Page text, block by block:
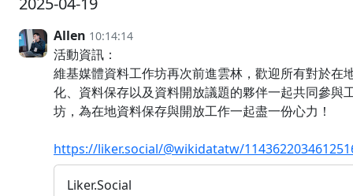
Allen 10:14:14
活動資訊：
維基媒體資料工作坊再次前進雲林，歡迎所有對於在
化、資料保存以及資料開放議題的夥伴一起共同參與
坊，為在地資料保存與開放工作一起盡一份心力！
https://liker.social/@wikidatatw/
Liker.Social